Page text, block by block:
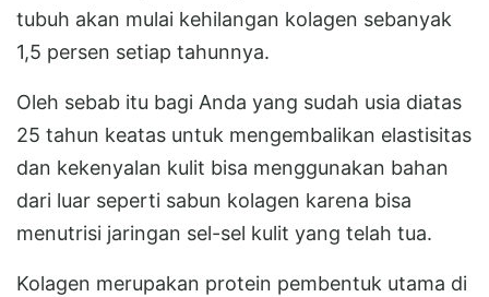
tubuh akan mulai kehilangan kolagen sebanyak
1,5 persen setiap tahunnya.
Oleh sebab itu bagi Anda yang sudah usia diatas
25 tahun keatas untuk mengembalikan elastisitas
dan kekenyalan kulit bisa menggunakan bahan
dari luar seperti sabun kolagen karena bisa
menutrisi jaringan sel-sel kulit yang telah tua.
Kolagen merupakan protein pembentuk utama di